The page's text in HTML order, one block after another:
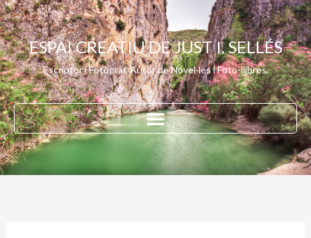
Vés
al
contingutESPAI CREATIU DE JUST I. SELLÉS
Escriptor i Fotògraf. Autor de Novel·les i Foto-llibres.